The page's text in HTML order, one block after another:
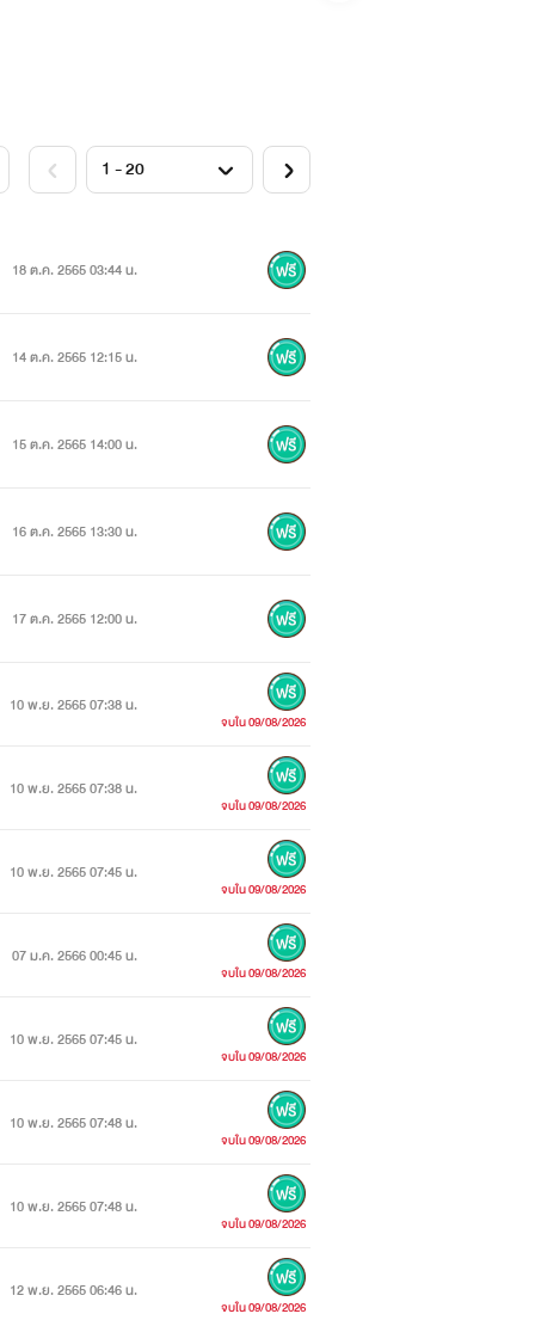
18 ต.ค. 2565 03:44 น.
14 ต.ค. 2565 12:15 น.
15 ต.ค. 2565 14:00 น.
16 ต.ค. 2565 13:30 น.
17 ต.ค. 2565 12:00 น.
10 พ.ย. 2565 07:38 น.
จบใน 09/08/2026
10 พ.ย. 2565 07:38 น.
จบใน 09/08/2026
10 พ.ย. 2565 07:45 น.
จบใน 09/08/2026
07 ม.ค. 2566 00:45 น.
จบใน 09/08/2026
10 พ.ย. 2565 07:45 น.
จบใน 09/08/2026
10 พ.ย. 2565 07:48 น.
จบใน 09/08/2026
10 พ.ย. 2565 07:48 น.
จบใน 09/08/2026
12 พ.ย. 2565 06:46 น.
จบใน 09/08/2026